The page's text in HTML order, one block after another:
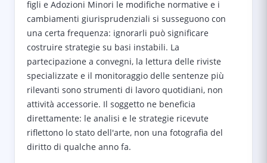
figli e Adozioni Minori le modifiche normative e i
cambiamenti giurisprudenziali si susseguono con
una certa frequenza: ignorarli può significare
costruire strategie su basi instabili. La
partecipazione a convegni, la lettura delle riviste
specializzate e il monitoraggio delle sentenze più
rilevanti sono strumenti di lavoro quotidiani, non
attività accessorie. Il soggetto ne beneficia
direttamente: le analisi e le strategie ricevute
riflettono lo stato dell'arte, non una fotografia del
diritto di qualche anno fa.